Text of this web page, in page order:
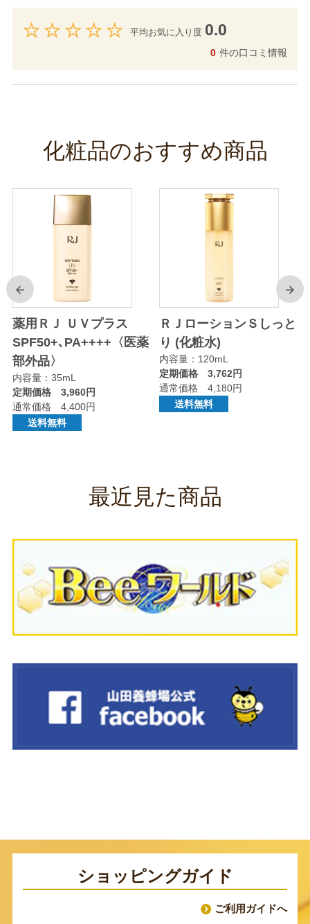
平均お気に入り度 0.0
0 件の口コミ情報
化粧品のおすすめ商品
前
薬用ＲＪ ＵＶプラス
SPF50+､PA++++〈医薬
部外品〉
内容量：35mL
定期価格 3,960円
通常価格 4,400円
送料無料
ＲＪローションＳしっと
り (化粧水)
内容量：120mL
定期価格 3,762円
通常価格 4,180円
送料無料
次
最近見た商品
ショッピングガイド
ご利用ガイドへ